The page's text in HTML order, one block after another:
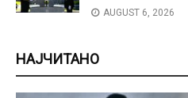
AUGUST 6, 2026
НАЈЧИТАНО